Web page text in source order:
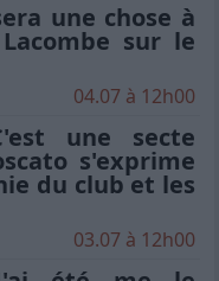
une chose à
sur le
04.07 à 12h00
une secte
s'exprime
du club et les
03.07 à 12h00